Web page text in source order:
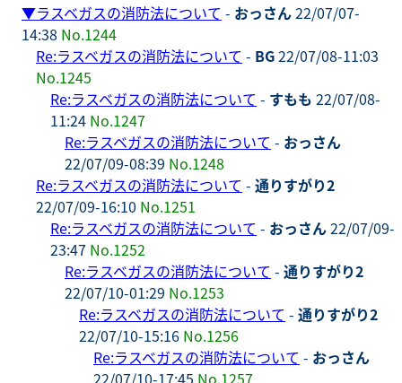
▼ラスベガスの消防法について - おっさん22/07/07-
14:38 No.1244
Re:ラスベガスの消防法について - BG22/07/08-11:03
No.1245
Re:ラスベガスの消防法について - すもも 22/07/08-
11:24 No.1247
Re:ラスベガスの消防法について - おっさん
22/07/09-08:39 No.1248
Re:ラスベガスの消防法について - 通りすがり2
22/07/09-16:10 No.1251
Re:ラスベガスの消防法について - おっさん22/07/09-
23:47 No.1252
Re:ラスベガスの消防法について - 通りすがり2
22/07/10-01:29 No.1253
Re:ラスベガスの消防法について - 通りすがり2
22/07/10-15:16 No.1256
Re:ラスベガスの消防法について - おっさん
22/07/10-17:45 No.1257